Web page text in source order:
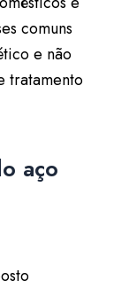
comuns
e não
tratamento
aço